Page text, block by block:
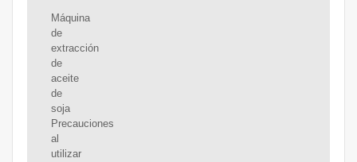
Máquina
de
extracción
de
aceite
de
soja
Precauciones
al
utilizar